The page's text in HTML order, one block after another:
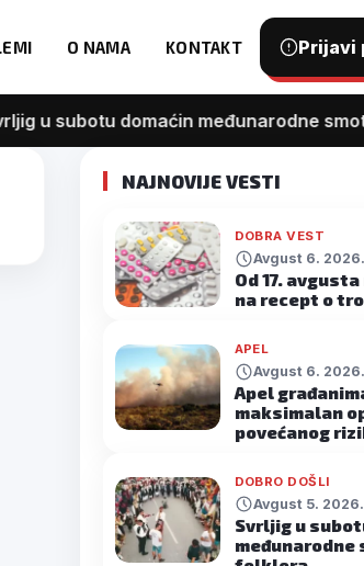
O NAMA KONTAKT Prijavi
u subotu domaćin međunarodne
NAJNOVIJE VESTI
DOBRA VEST
Avgust 6. 2026.
Od 17.
na recept o
APEL
Avgust 6. 2026.
Apel
maksimalan
povećanog
DOBRO DOŠLI
Avgust 5. 2026.
Svrljig u
međunarodne